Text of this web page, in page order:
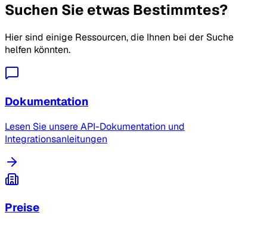
Suchen Sie etwas Bestimmtes?
Hier sind einige Ressourcen, die Ihnen bei der Suche
helfen könnten.
Dokumentation
Lesen Sie unsere API-Dokumentation und
Integrationsanleitungen
Preise